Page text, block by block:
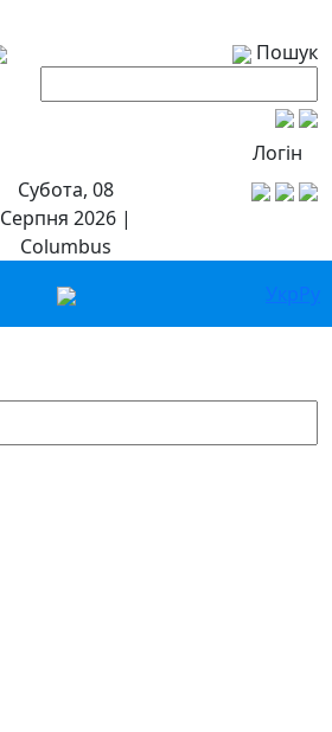
Пошук
Логін
Субота, 08
Серпня 2026 |
Columbus
УкрРу